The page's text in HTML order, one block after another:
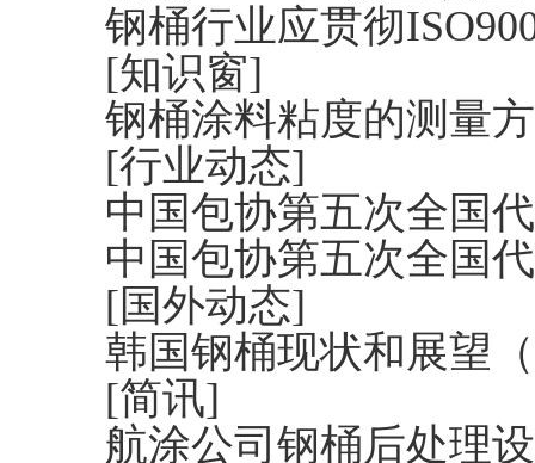
钢桶行业应贯彻
[知识窗]
钢桶涂料粘度的测量
[行业动态]
中国包协第五次全国
中国包协第五次全国
[国外动态]
韩国钢桶现状和展望
[简讯]
航涂公司钢桶后处理